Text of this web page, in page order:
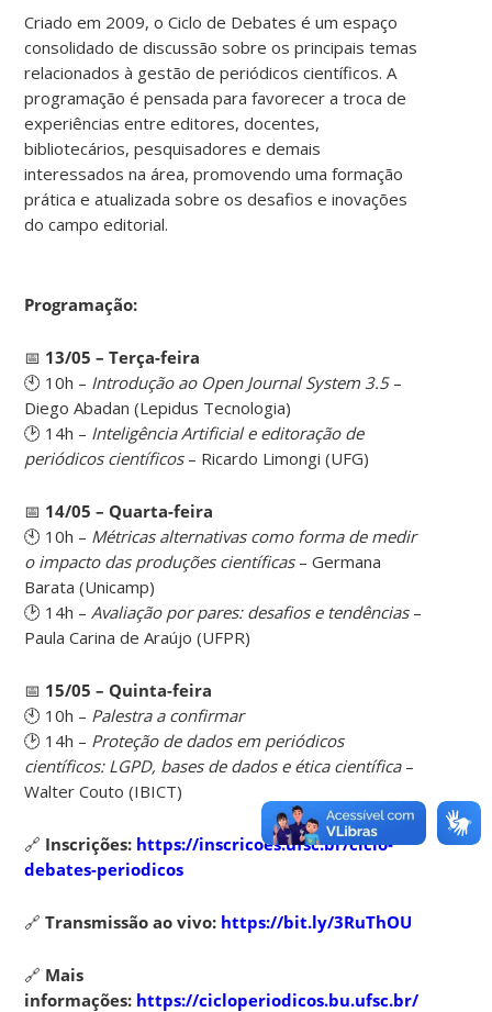
Criado em 2009, o Ciclo de Debates é um espaço
consolidado de discussão sobre os principais temas
relacionados à gestão de periódicos científicos. A
programação é pensada para favorecer a troca de
experiências entre editores, docentes,
bibliotecários, pesquisadores e demais
interessados na área, promovendo uma formação
prática e atualizada sobre os desafios e inovações
do campo editorial.
Programação:
📅 13/05 – Terça-feira
🕙 10h – Introdução ao Open Journal System 3.5–
Diego Abadan (Lepidus Tecnologia)
🕑 14h – Inteligência Artificial e editoração de
periódicos científicos– Ricardo Limongi (UFG)
📅 14/05 – Quarta-feira
🕙 10h – Métricas alternativas como forma de medir
o impacto das produções científicas– Germana
Barata (Unicamp)
🕑 14h – Avaliação por pares: desafios e tendências–
Paula Carina de Araújo (UFPR)
📅 15/05 – Quinta-feira
🕙 10h – Palestra a confirmar
🕑 14h – Proteção de dados em periódicos
científicos: LGPD, bases de dados e ética científica–
Walter Couto (IBICT)
🔗 Inscrições: https://inscricoes.ufsc.br/ciclo-
debates-periodicos
🔗Transmissão ao vivo: https://bit.ly/3RuThOU
🔗 Mais
informações: https://cicloperiodicos.bu.ufsc.br/